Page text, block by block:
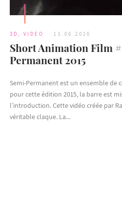
3D , VIDEO 13.06.2016
Short Animation Film
Permanent 2015
Semi-Permanent est un ensemble de
pour cette édition 2015, la barre est
l’introduction. Cette vidéo créée par
véritable claque. La...